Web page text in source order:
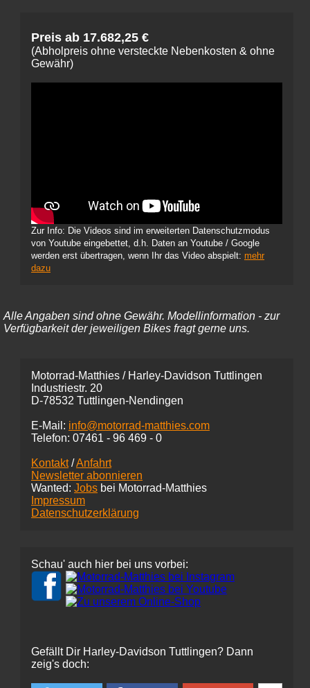
Preis ab 17.682,25 €
(Abholpreis ohne versteckte Nebenkosten & ohne
Gewähr)
Zur Info: Die Videos sind im erweiterten Datenschutzmodus
von Youtube eingebettet, d.h. Daten an Youtube / Google
werden erst übertragen, wenn Ihr das Video abspielt: mehr
dazu
Alle Angaben sind ohne Gewähr. Modellinformation - zur
Verfügbarkeit der jeweiligen Bikes fragt gerne uns.
Motorrad-Matthies / Harley-Davidson Tuttlingen
Industriestr. 20
D-78532 Tuttlingen-Nendingen
E-Mail: info@motorrad-matthies.com
Telefon: 07461 - 96 469 - 0
Kontakt/Anfahrt
Newsletter abonnieren
Wanted: Jobs bei Motorrad-Matthies
Impressum
Datenschutzerklärung
Schau' auch hier bei uns vorbei:
Gefällt Dir Harley-Davidson Tuttlingen? Dann
zeig's doch: